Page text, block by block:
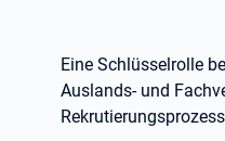
Eine Schlüsselrolle
Auslands- und